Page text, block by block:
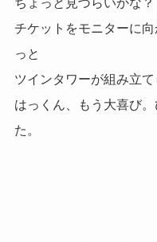
ちょっと見づらいかな？
チケットをモニターに
っと
ツインタワーが組み立
はっくん、もう大喜び
た。